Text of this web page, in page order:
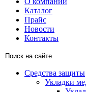
Каталог
Прайс
Новости
Контакты
Средства защиты
Укладки